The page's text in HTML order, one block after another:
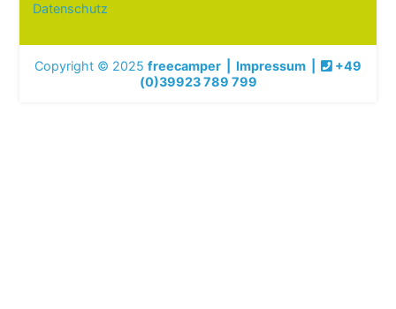
Datenschutz
Copyright © 2025 freecamper Impressum
+49
(0)39923 789 799